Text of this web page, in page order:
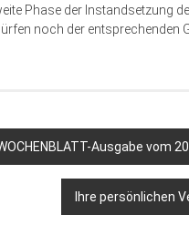
Phase der Instandsetzung
noch der entsprechenden
Ausgabe vom
Ihre persönlichen